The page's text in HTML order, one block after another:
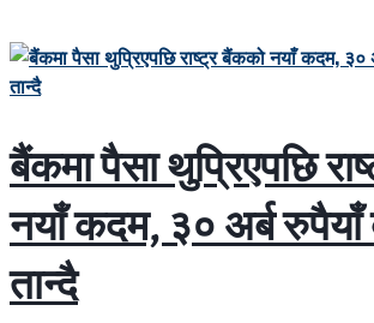
बैंकमा पैसा थुप्रिएपछि
नयाँ कदम, ३० अर्ब रुपैयाँ
तान्दै